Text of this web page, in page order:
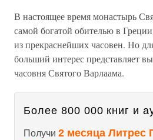
В настоящее время монастырь
самой богатой обителью в
из прекраснейших часовен. Но
больший интерес представляет
часовня Святого Варлаама.
Более 800 000 книг и
Получи 2 месяца Литрес